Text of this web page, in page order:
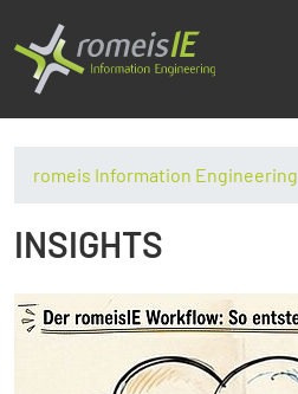
romeis Information Engineering
INSIGHTS